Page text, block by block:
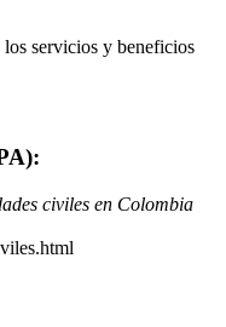
servicios y beneficios
civiles en Colombia